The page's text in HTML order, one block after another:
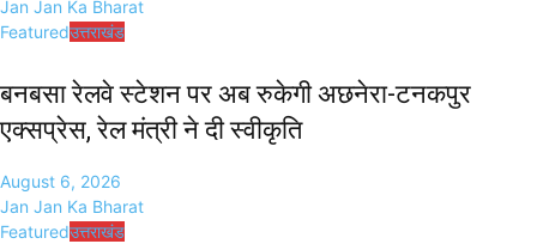
Jan Jan Ka Bharat
Featuredउत्तराखंड
बनबसा रेलवे स्टेशन पर अब रुकेगी अछनेरा-टनकपुर
एक्सप्रेस, रेल मंत्री ने दी स्वीकृति
August 6, 2026
Jan Jan Ka Bharat
Featuredउत्तराखंड